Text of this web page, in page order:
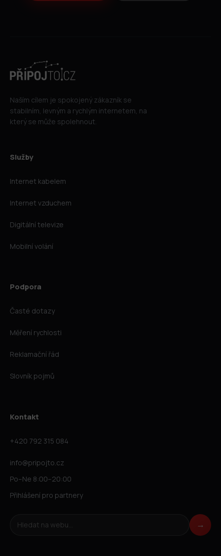
Naším cílem je spokojený zákazník se
stabilním, levným a rychlým internetem, na
který se může spolehnout.
Služby
Internet kabelem
Internet vzduchem
Digitální televize
Mobilní volání
Podpora
Časté dotazy
Měření rychlosti
Reklamační řád
Slovník pojmů
Kontakt
+420 792 315 084
info@pripojto.cz
Po–Ne 8:00–20:00
Přihlášení pro partnery
Hledat na webu →